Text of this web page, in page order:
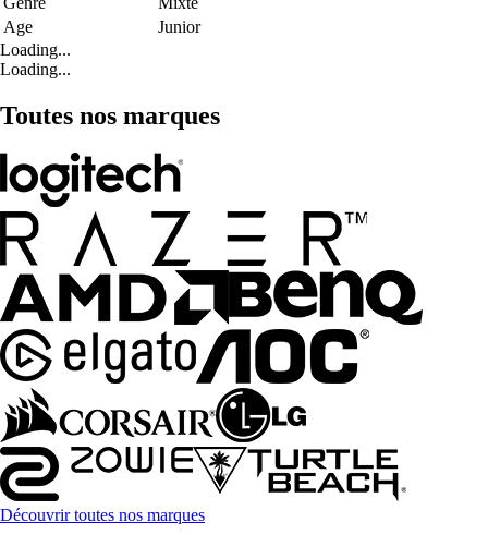
Age
Junior
Loading...
Loading...
Toutes nos marques
Découvrir toutes nos marques